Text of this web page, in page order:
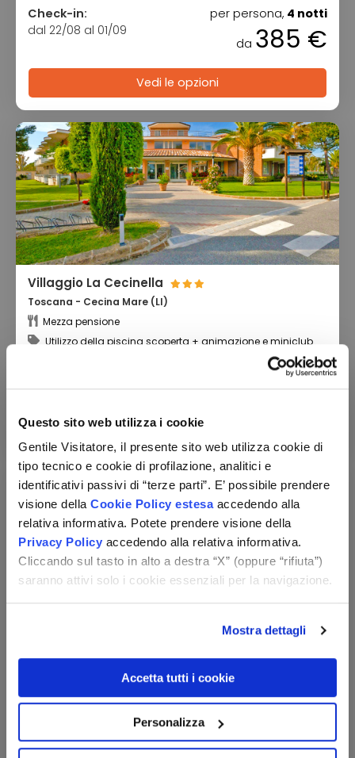
Questo sito web utilizza i cookie
Gentile Visitatore, il presente sito web utilizza cookie di
tipo tecnico e cookie di profilazione, analitici e
identificativi passivi di “terze parti”. E’ possibile prendere
visione della Cookie Policy estesaaccedendo alla
relativa informativa. Potete prendere visione della
Privacy Policy accedendo alla relativa informativa.
Cliccando sul tasto in alto a destra “X” (oppure “rifiuta”)
saranno attivi solo i cookie essenziali per la navigazione.
Mostra dettagli
Accetta tutti i cookie
Personalizza
Check-in:
dal 22/08 al 01/09
per persona, 4 notti
da 385 €
Vedi le opzioni
Villaggio La Cecinella
Toscana - Cecina Mare (LI)
Mezza pensione
Utilizzo della piscina scoperta + animazione e miniclub
per persona,3 notti
da175 €
Vedi le opzioni
Pensione completa
da285 €